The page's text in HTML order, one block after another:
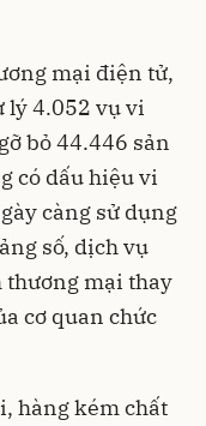
mại điện tử,
lý 4.052 vụ vi
bỏ 44.446 sản
có dấu hiệu vi
càng sử dụng
số, dịch vụ
thương mại thay
cơ quan chức
hàng kém chất